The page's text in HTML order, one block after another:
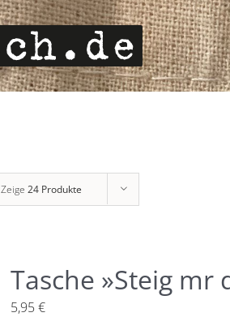
Zeige 24 Produkte
Tasche »Steig mr
5,95€